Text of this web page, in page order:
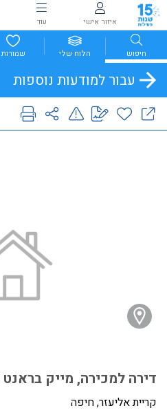
איזור אישי עוד
חיפוש הלוח שלי שמורות
עבור למודעות נוספות
דירה למכירה, מייק בראנט 5
קריית אליעזר, חיפה